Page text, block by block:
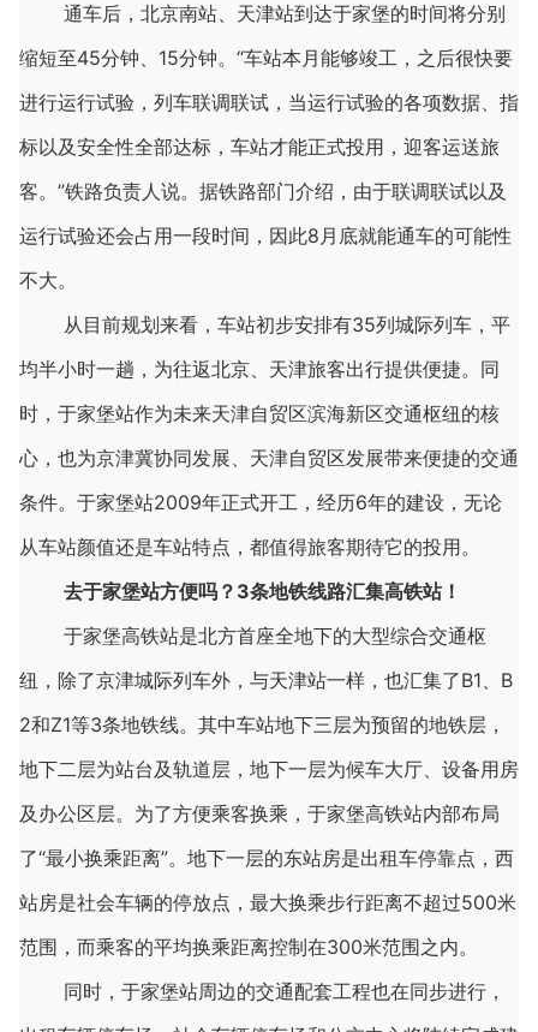
通车后，北京南站、天津站到达于家堡的时间将分别
缩短至45分钟、15分钟。“车站本月能够竣工，之后很快要
进行运行试验，列车联调联试，当运行试验的各项数据、指
标以及安全性全部达标，车站才能正式投用，迎客运送旅
客。”铁路负责人说。据铁路部门介绍，由于联调联试以及
运行试验还会占用一段时间，因此8月底就能通车的可能性
不大。
从目前规划来看，车站初步安排有35列城际列车，平
均半小时一趟，为往返北京、天津旅客出行提供便捷。同
时，于家堡站作为未来天津自贸区滨海新区交通枢纽的核
心，也为京津冀协同发展、天津自贸区发展带来便捷的交通
条件。于家堡站2009年正式开工，经历6年的建设，无论
从车站颜值还是车站特点，都值得旅客期待它的投用。
去于家堡站方便吗？3条地铁线路汇集高铁站！
于家堡高铁站是北方首座全地下的大型综合交通枢
纽，除了京津城际列车外，与天津站一样，也汇集了B1、B
2和Z1等3条地铁线。其中车站地下三层为预留的地铁层，
地下二层为站台及轨道层，地下一层为候车大厅、设备用房
及办公区层。为了方便乘客换乘，于家堡高铁站内部布局
了“最小换乘距离”。地下一层的东站房是出租车停靠点，西
站房是社会车辆的停放点，最大换乘步行距离不超过500米
范围，而乘客的平均换乘距离控制在300米范围之内。
同时，于家堡站周边的交通配套工程也在同步进行，